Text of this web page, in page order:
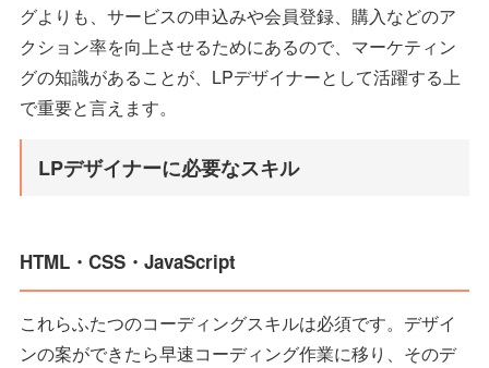
グよりも、サービスの申込みや会員登録、購入などのア
クション率を向上させるためにあるので、マーケティン
グの知識があることが、LPデザイナーとして活躍する上
で重要と言えます。
LPデザイナーに必要なスキル
HTML・CSS・JavaScript
これらふたつのコーディングスキルは必須です。デザイ
ンの案ができたら早速コーディング作業に移り、そのデ